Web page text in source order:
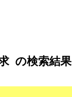
の検索結果